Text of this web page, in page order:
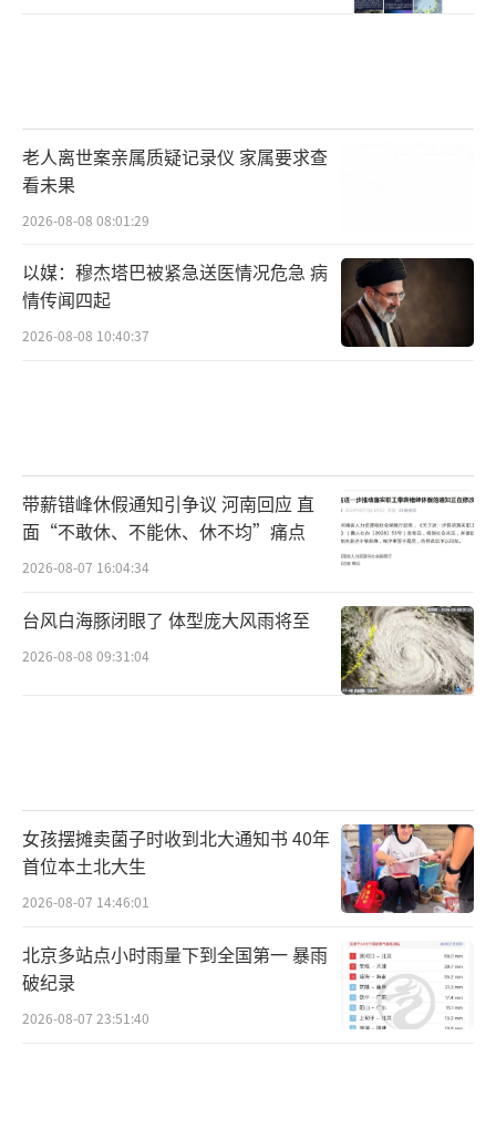
源流动受阻时的真实图景。现代文明的日常表
象之下，实则运行着一条条看不见却至关重要
的石化血脉。
（责任编辑：0882）
老人离世案亲属质疑记录仪 家属要求查
看未果
2026-08-08 08:01:29
以媒：穆杰塔巴被紧急送医情况危急 病
情传闻四起
2026-08-08 10:40:37
带薪错峰休假通知引争议 河南回应 直
面“不敢休、不能休、休不均”痛点
2026-08-07 16:04:34
台风白海豚闭眼了 体型庞大风雨将至
2026-08-08 09:31:04
女孩摆摊卖菌子时收到北大通知书 40年
首位本土北大生
2026-08-07 14:46:01
北京多站点小时雨量下到全国第一 暴雨
破纪录
2026-08-07 23:51:40